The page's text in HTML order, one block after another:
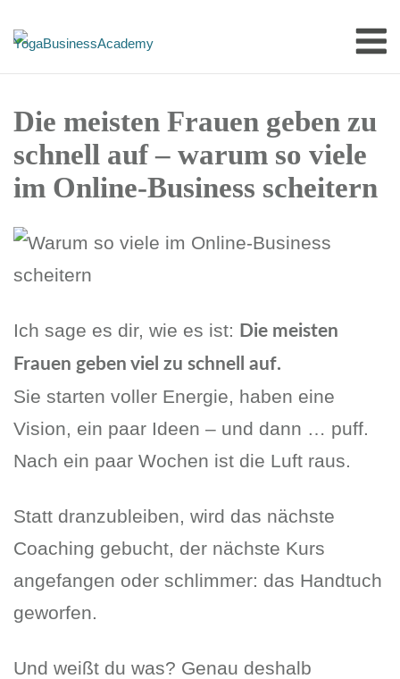
content
Die meisten Frauen geben zu
schnell auf – warum so viele
im Online-Business scheitern
Ich sage es dir, wie es ist: Die meisten
Frauen geben viel zu schnell auf.
Sie starten voller Energie, haben eine
Vision, ein paar Ideen – und dann … puff.
Nach ein paar Wochen ist die Luft raus.
Statt dranzubleiben, wird das nächste
Coaching gebucht, der nächste Kurs
angefangen oder schlimmer: das Handtuch
geworfen.
Und weißt du was? Genau deshalb